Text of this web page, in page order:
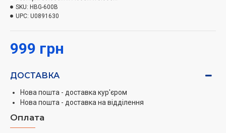
999 грн
SKU: HBG-600B
UPC: U0891630
ДОСТАВКА
Нова пошта - доставка кур'єром
Нова пошта - доставка на відділення
Оплата